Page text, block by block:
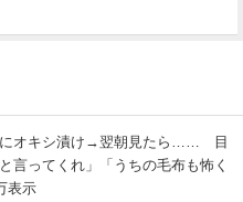
にオキシ漬け→翌朝見たら…… 目
言ってくれ」「うちの毛布も怖く
表示